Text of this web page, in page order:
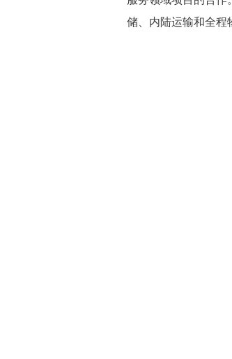
储、内陆运输和全程